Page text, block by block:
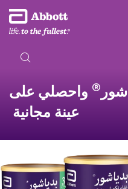
®واحصلي على
عينة مجانية